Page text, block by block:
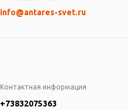
info@antares-svet.ru
Контактная информация
+73832075363